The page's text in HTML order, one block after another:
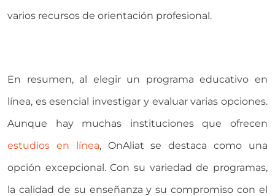
varios recursos de orientación profesional.
En resumen, al elegir un programa educativo en
línea, es esencial investigar y evaluar varias opciones.
Aunque hay muchas instituciones que ofrecen
estudios en línea, OnAliat se destaca como una
opción excepcional. Con su variedad de programas,
la calidad de su enseñanza y su compromiso con el